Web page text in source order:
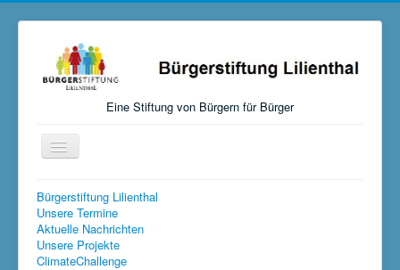
Eine Stiftung von Bürgern für Bürger
Navigation
an/aus
Startseite
Aktuelles
Über uns
Bürgerstiftung Lilienthal
Unsere Termine
Aktuelle Nachrichten
Unsere Projekte
ClimateChallenge